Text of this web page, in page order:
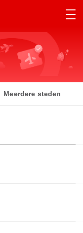
Meerdere steden